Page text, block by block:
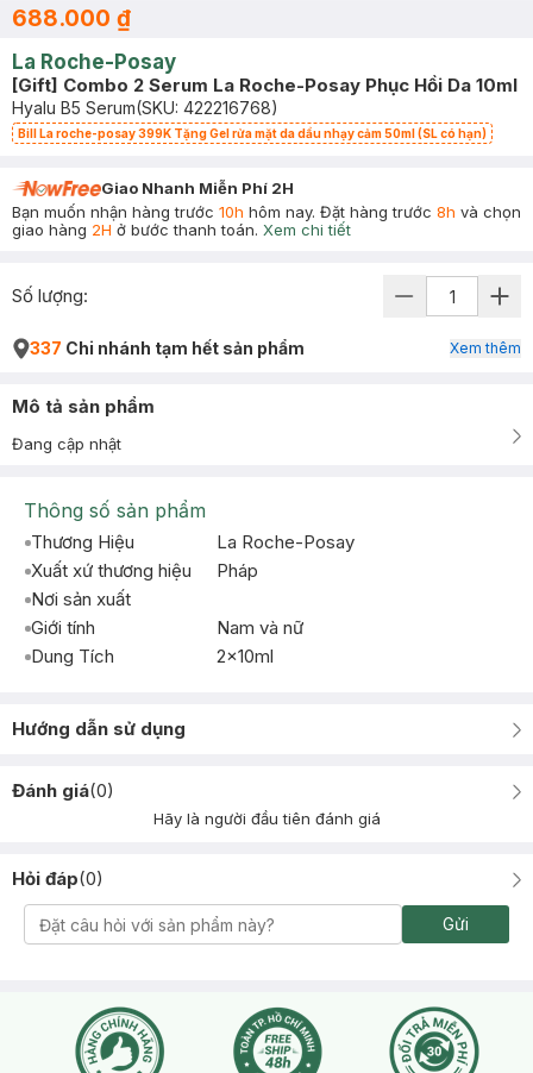
688.000 ₫
La Roche-Posay
[Gift] Combo 2 Serum La Roche-Posay Phục Hồi Da 10ml
Hyalu B5 Serum(SKU: 422216768)
Bill La roche-posay 399K Tặng Gel rửa mặt da dầu nhạy cảm 50ml (SL có hạn)
Giao Nhanh Miễn Phí 2H
Bạn muốn nhận hàng trước 10h hôm nay. Đặt hàng trước 8h và chọn
giao hàng 2H ở bước thanh toán. Xem chi tiết
Số lượng:
337 Chi nhánh tạm hết sản phẩm Xem thêm
Mô tả sản phẩm
Đang cập nhật
Thông số sản phẩm
Thương Hiệu
La Roche-Posay
Xuất xứ thương hiệu
Pháp
Nơi sản xuất
Giới tính
Nam và nữ
Dung Tích
2x10ml
Hướng dẫn sử dụng
Đánh giá(0)
Hãy là người đầu tiên đánh giá
Hỏi đáp(0)
Gửi